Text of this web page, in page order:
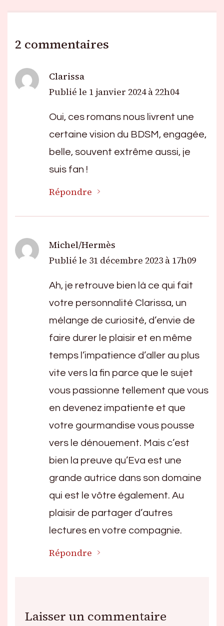
2 commentaires
Clarissa
Publié le 1 janvier 2024 à 22h04
Oui, ces romans nous livrent une
certaine vision du BDSM, engagée,
belle, souvent extrême aussi, je
suis fan !
Répondre
Michel/Hermès
Publié le 31 décembre 2023 à 17h09
Ah, je retrouve bien là ce qui fait
votre personnalité Clarissa, un
mélange de curiosité, d’envie de
faire durer le plaisir et en même
temps l’impatience d’aller au plus
vite vers la fin parce que le sujet
vous passionne tellement que vous
en devenez impatiente et que
votre gourmandise vous pousse
vers le dénouement. Mais c’est
bien la preuve qu’Eva est une
grande autrice dans son domaine
qui est le vôtre également. Au
plaisir de partager d’autres
lectures en votre compagnie.
Répondre
Laisser un commentaire